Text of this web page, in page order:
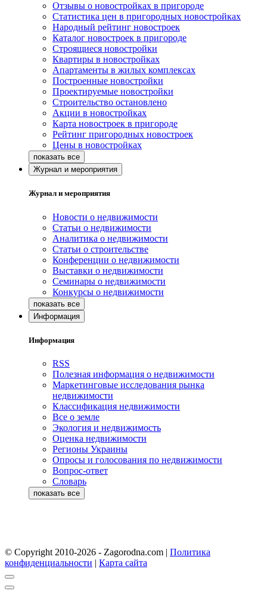
Отзывы о новостройках в пригороде
Статистика цен в пригородных новостройках
Народный рейтинг новостроек
Каталог новостроек в пригороде
Строящиеся новостройки
Квартиры в новостройках
Апартаменты в жилых комплексах
Построенные новостройки
Проектируемые новостройки
Строительство остановлено
Акции в новостройках
Карта новостроек в пригороде
Рейтинг пригородных новостроек
Цены в новостройках
Журнал и мероприятия
Журнал и мероприятия
Новости о недвижимости
Статьи о недвижимости
Аналитика о недвижимости
Статьи о строительстве
Конференции о недвижимости
Выставки о недвижимости
Семинары о недвижимости
Конкурсы о недвижимости
Информация
Информация
RSS
Полезная информация о недвижимости
Маркетинговые исследования рынка
недвижимости
Классификация недвижимости
Все о земле
Экология и недвижимость
Оценка недвижимости
Регионы Украины
Опросы и голосования по недвижимости
Вопрос-ответ
Словарь
© Copyright 2010-2026 - Zagorodna.com | Политика
конфиденциальности | Карта сайта